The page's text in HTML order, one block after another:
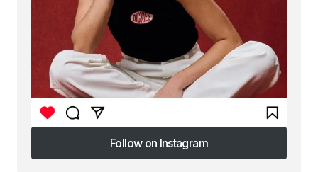
Follow on Instagram
Follow on Instagram